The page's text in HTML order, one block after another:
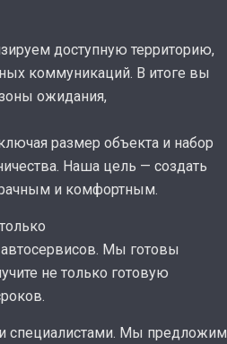
доступную территорию,
коммуникаций. В итоге вы
ожидания,
размер объекта и набор
Наша цель — создать
и комфортным.
Мы готовы
не только готовую
специалистами. Мы предложим